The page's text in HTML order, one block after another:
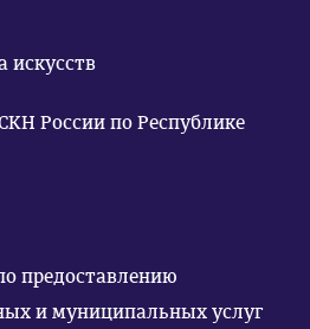
искусств
России по Республике
предоставлению
и муниципальных услуг